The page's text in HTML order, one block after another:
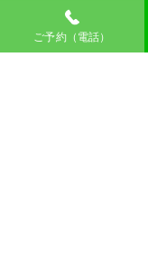
ご予約（電話）